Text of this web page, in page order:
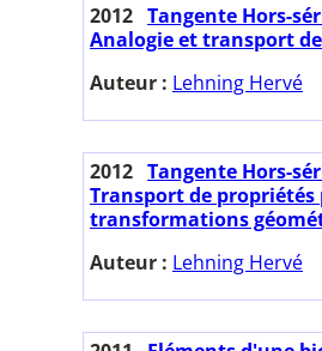
2012 Tangente Hors-
Analogie et transport
Auteur : Lehning Hervé
2012 Tangente Hors-
Transport de propriétés
transformations
Auteur : Lehning Hervé